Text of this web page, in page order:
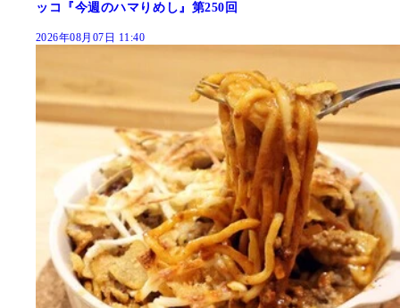
ッコ『今週のハマりめし』第250回
2026年08月07日 11:40